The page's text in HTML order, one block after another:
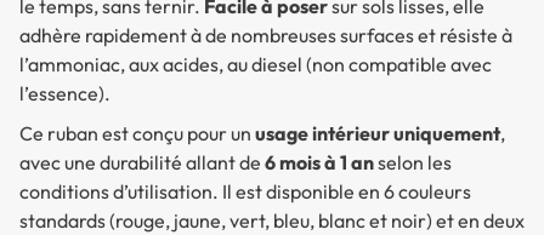
le temps, sans ternir. Facile à posersur sols lisses, elle
adhère rapidement à de nombreuses surfaces et résiste à
l’ammoniac, aux acides, au diesel (non compatible avec
l’essence).
Ce ruban est conçu pour un usage intérieur uniquement,
avec une durabilité allant de 6 mois à 1 anselon les
conditions d’utilisation. Il est disponible en 6 couleurs
standards(rouge, jaune, vert, bleu, blanc et noir) et en deux